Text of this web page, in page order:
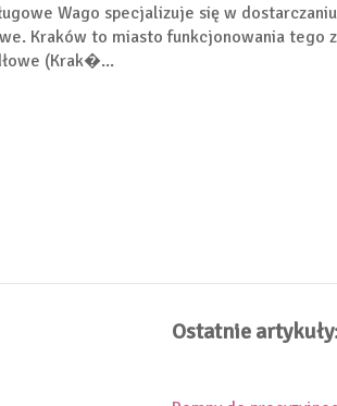
Wago specjalizuje się w
Kraków to miasto funkcjonowania tego
(Krak�...
Ostatnie